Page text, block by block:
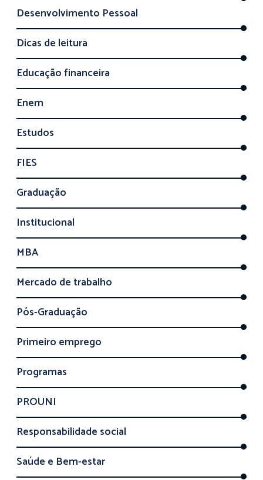
Desenvolvimento Pessoal
Dicas de leitura
Educação financeira
Enem
Estudos
FIES
Graduação
Institucional
MBA
Mercado de trabalho
Pós-Graduação
Primeiro emprego
Programas
PROUNI
Responsabilidade social
Saúde e Bem-estar